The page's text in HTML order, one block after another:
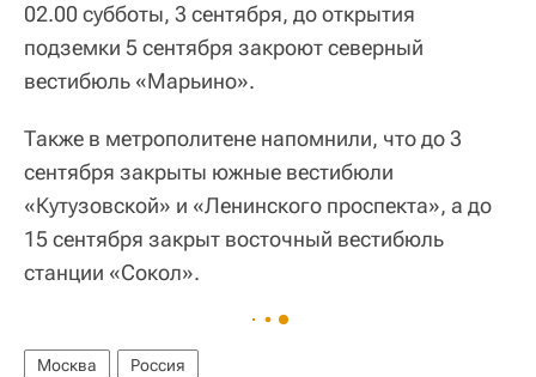
02.00 субботы, 3 сентября, до открытия
подземки 5 сентября закроют северный
вестибюль «Марьино».
Также в метрополитене напомнили, что до 3
сентября закрыты южные вестибюли
«Кутузовской» и «Ленинского проспекта», а до
15 сентября закрыт восточный вестибюль
станции «Сокол».
Москва Россия